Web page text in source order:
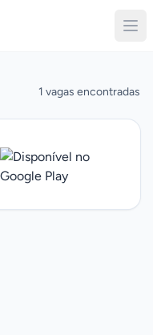
1 vagas encontradas